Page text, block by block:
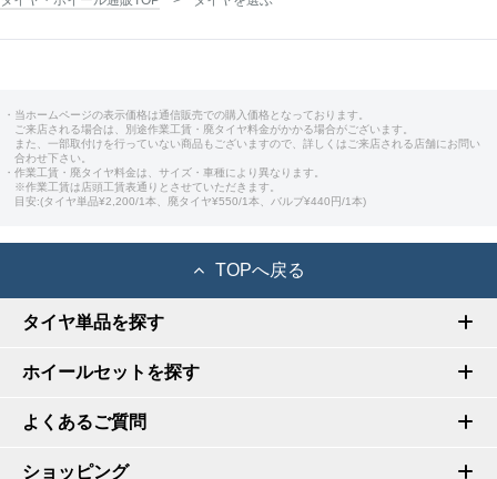
・当ホームページの表示価格は通信販売での購入価格となっております。
ご来店される場合は、別途作業工賃・廃タイヤ料金がかかる場合がございます。
また、一部取付けを行っていない商品もございますので、詳しくはご来店される店舗にお問い
合わせ下さい。
・作業工賃・廃タイヤ料金は、サイズ・車種により異なります。
※作業工賃は店頭工賃表通りとさせていただきます。
目安:(タイヤ単品¥2,200/1本、廃タイヤ¥550/1本、バルブ¥440円/1本)
TOPへ戻る
タイヤ単品を探す
ホイールセットを探す
よくあるご質問
ショッピング